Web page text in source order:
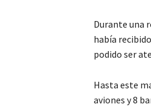
Durante una
había
podido ser
Hasta este
aviones y 8